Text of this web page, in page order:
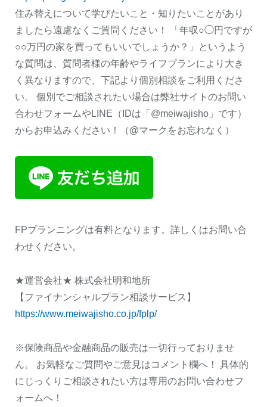
住み替えについて学びたいこと・知りたいことがあり
ましたら遠慮なくご質問ください！ 「年収○◯円ですが
○○万円の家を買ってもいいでしょうか？」というよう
な質問は、質問者様の年齢やライフプランにより大き
く異なりますので、下記より個別相談をご利用くださ
い。 個別でご相談されたい場合は弊社サイトのお問い
合わせフォームやLINE（IDは「@meiwajisho」です）
からお申込みください！（@マークをお忘れなく）
FPプランニングは有料となります。詳しくはお問い合
わせください。
★運営会社★ 株式会社明和地所
【ファイナンシャルプラン相談サービス】
https://www.meiwajisho.co.jp/fplp/
※保険商品や金融商品の販売は一切行っておりませ
ん。 お気軽なご質問やご意見はコメント欄へ！ 具体的
にじっくりご相談されたい方は専用のお問い合わせフ
ォームへ！